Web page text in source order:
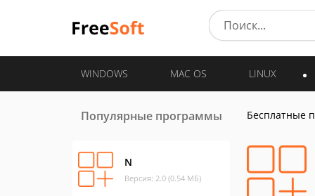
WINDOWS MAC OS LINUX
Популярные программы
N
Версия: 2.0 (0.54 МБ)
Бесплатные